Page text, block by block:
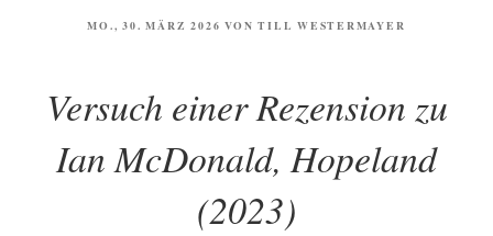
VERÖFFENTLICHT
MO., 30. MÄRZ 2026 VONTILL WESTERMAYER
Versuch einer Rezension zu
Ian McDonald, Hopeland
(2023)